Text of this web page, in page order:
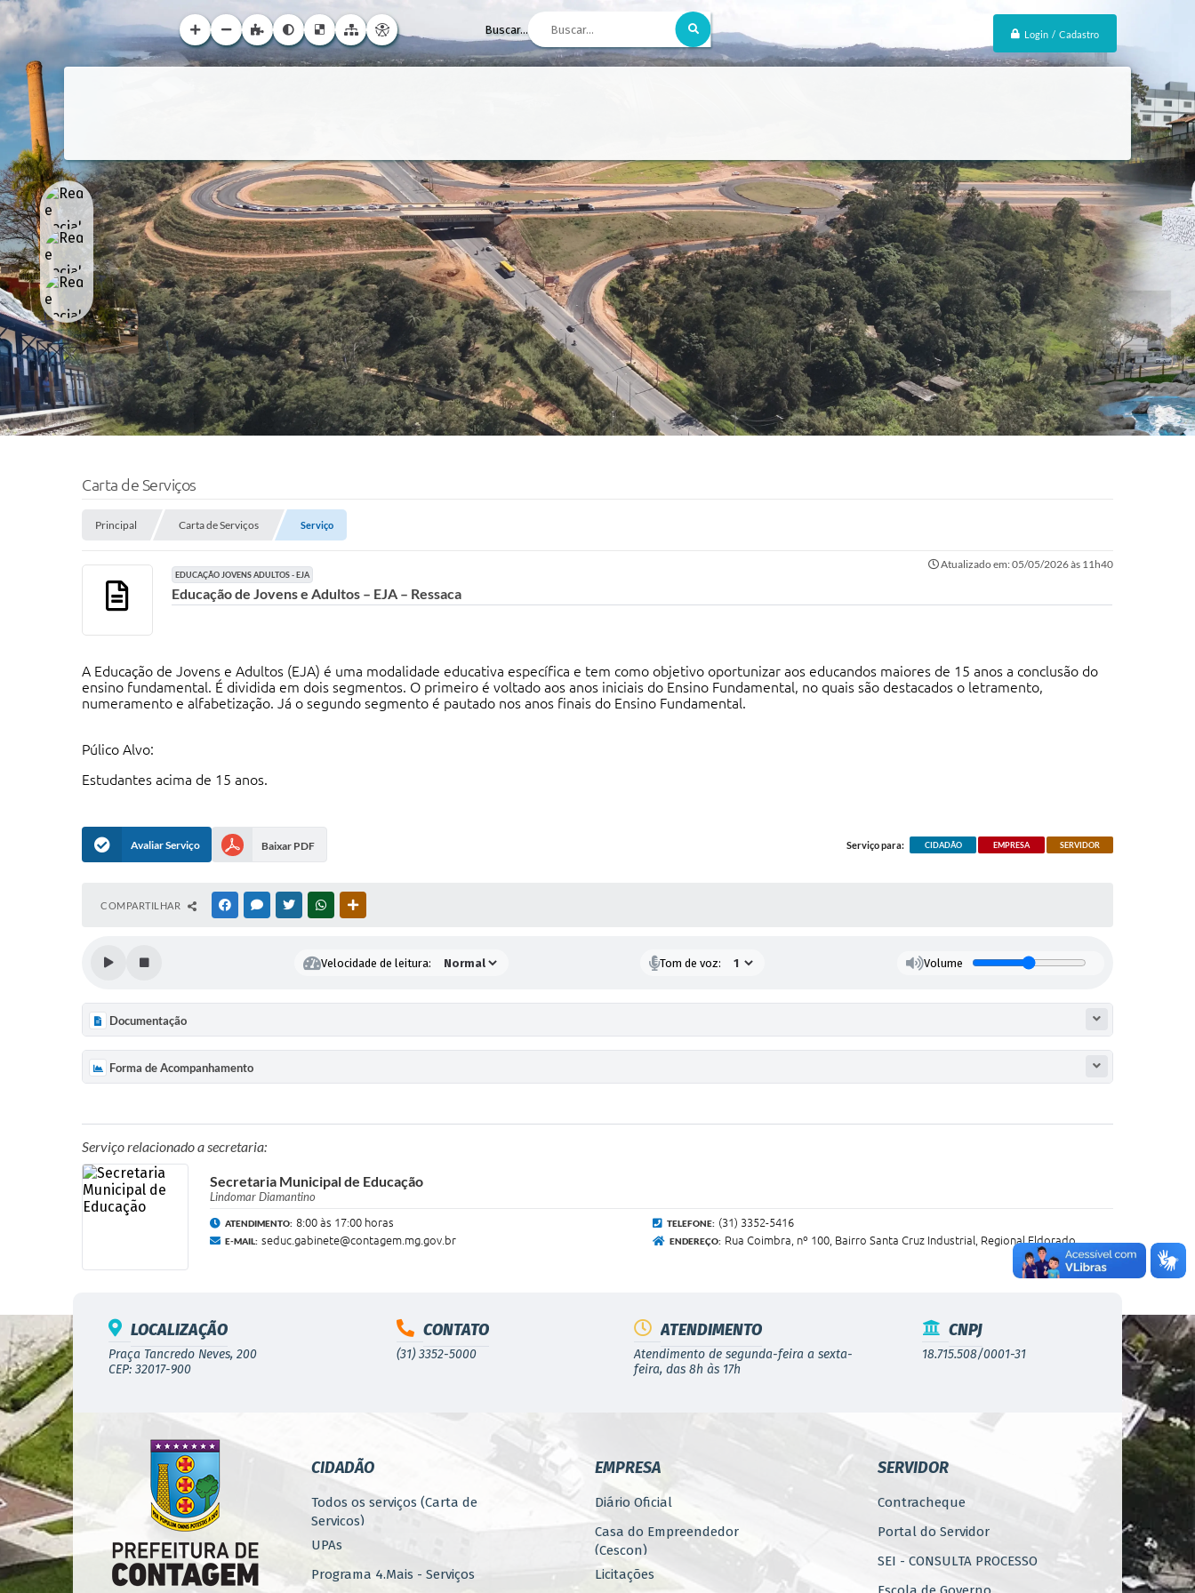
Login / Cadastro
Buscar...
Carta de Serviços
Principal Carta de Serviços Serviço
Atualizado em: 05/05/2026 às 11h40
EDUCAÇÃO JOVENS ADULTOS - EJA
Educação de Jovens e Adultos – EJA – Ressaca
A Educação de Jovens e Adultos (EJA) é uma modalidade educativa específica e tem como objetivo oportunizar aos educandos maiores de 15 anos a conclusão do
ensino fundamental. É dividida em dois segmentos. O primeiro é voltado aos anos iniciais do Ensino Fundamental, no quais são destacados o letramento,
numeramento e alfabetização. Já o segundo segmento é pautado nos anos finais do Ensino Fundamental.
Púlico Alvo:
Estudantes acima de 15 anos.
Avaliar Serviço Baixar PDF Serviço para: CIDADÃO EMPRESA SERVIDOR
COMPARTILHAR FACEBOOKMESSENGER
TWITTERWHATSAPP
Velocidade de leitura: Tom de voz: Volume
Documentação
Forma de Acompanhamento
Serviço relacionado a secretaria:
Secretaria Municipal de Educação
Lindomar Diamantino
ATENDIMENTO: 8:00 às 17:00 horas TELEFONE: (31) 3352-5416
E-MAIL: seduc.gabinete@contagem.mg.gov.br ENDEREÇO: Rua Coimbra, nº 100, Bairro Santa Cruz Industrial, Regional Eldorado
LOCALIZAÇÃO
Praça Tancredo Neves, 200
CEP: 32017-900
CONTATO
(31) 3352-5000
ATENDIMENTO
Atendimento de segunda-feira a sexta-
feira, das 8h às 17h
CNPJ
18.715.508/0001-31
CIDADÃO
Todos os serviços (Carta de
Serviços)
UPAs
Programa 4.Mais - Serviços
EMPRESA
Diário Oficial
Casa do Empreendedor
(Cescon)
Licitações
SERVIDOR
Contracheque
Portal do Servidor
SEI - CONSULTA PROCESSO